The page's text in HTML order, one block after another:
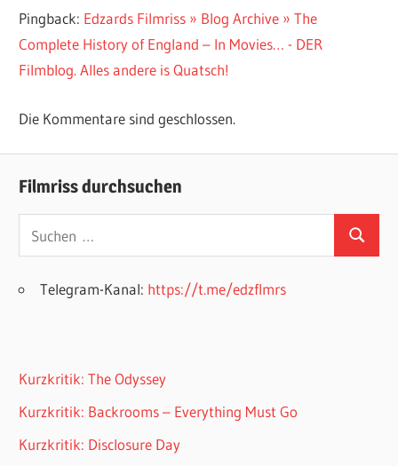
Pingback: Edzards Filmriss » Blog Archive » The
Complete History of England – In Movies… - DER
Filmblog. Alles andere is Quatsch!
Die Kommentare sind geschlossen.
Filmriss durchsuchen
nach:
Suchen
Telegram-Kanal: https://t.me/edzflmrs
Kurzkritik: The Odyssey
Kurzkritik: Backrooms – Everything Must Go
Kurzkritik: Disclosure Day